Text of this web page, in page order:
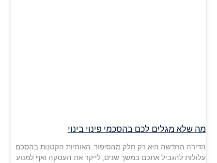
מה שלא מגלים לכם בהסכמי פינוי בינוי
הדירה החדשה היא רק חלק מהסיפור: האותיות הקטנות בהסכם
עלולות להגביל אתכם במשך שנים, לייקר את העסקה ואף למנוע